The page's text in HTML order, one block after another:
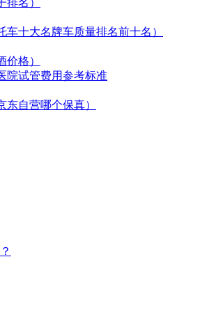
名）
十大名牌车质量排名前十名）
格）
院试管费用参考标准
自营哪个保真）